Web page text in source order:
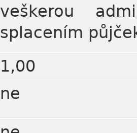
veškerou
splacením
1,00
ne